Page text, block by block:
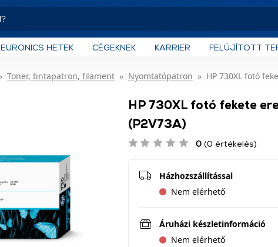
EURONICS HETEK CÉGEKNEK KARRIER FELÚJÍTOTT
Toner, tintapatron, filament Nyomtatópatron HP 730XL fotó
HP 730XL fotó fekete
(P2V73A)
0 (0 értékelés)
Házhozszállítással
Nem elérhető
Áruházi készletinformáció
Nem elérhető